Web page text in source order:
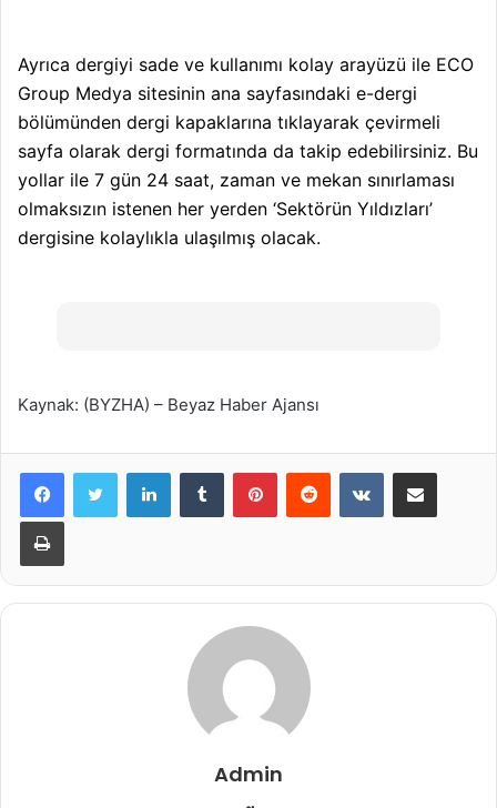
Ayrıca dergiyi sade ve kullanımı kolay arayüzü ile ECO
Group Medya sitesinin ana sayfasındaki e-dergi
bölümünden dergi kapaklarına tıklayarak çevirmeli
sayfa olarak dergi formatında da takip edebilirsiniz. Bu
yollar ile 7 gün 24 saat, zaman ve mekan sınırlaması
olmaksızın istenen her yerden ‘Sektörün Yıldızları’
dergisine kolaylıkla ulaşılmış olacak.
Kaynak: (BYZHA) – Beyaz Haber Ajansı
LinkedInTumblr PinterestReddit VKontakteE-Posta ile paylaş
Yazdır
Admin